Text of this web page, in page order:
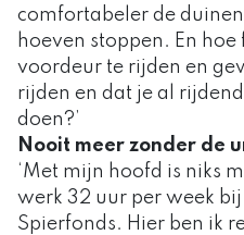
comfortabeler de
hoeven stoppen. En
voordeur te rijden en
rijden en dat je al
doen?’
Nooit meer zonder de
‘Met mijn hoofd is niks
werk 32 uur per week bij
Spierfonds. Hier ben ik